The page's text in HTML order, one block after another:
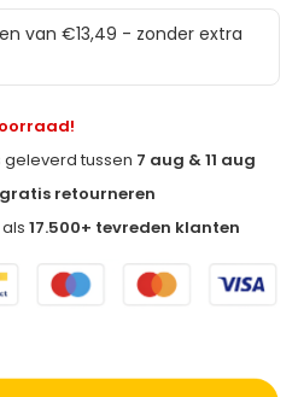
van €13,49 - zonder extra
tussen 7 aug & 11 aug
gratis retourneren
als17.500+ tevreden klanten